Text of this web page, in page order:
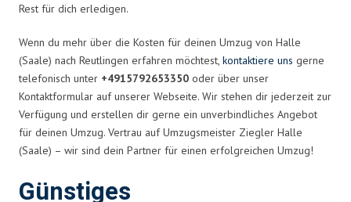
Rest für dich erledigen.
Wenn du mehr über die Kosten für deinen Umzug von Halle
(Saale) nach Reutlingen erfahren möchtest, kontaktiere uns gerne
telefonisch unter +4915792653350 oder über unser
Kontaktformular auf unserer Webseite. Wir stehen dir jederzeit zur
Verfügung und erstellen dir gerne ein unverbindliches Angebot
für deinen Umzug. Vertrau auf Umzugsmeister Ziegler Halle
(Saale) – wir sind dein Partner für einen erfolgreichen Umzug!
Günstiges